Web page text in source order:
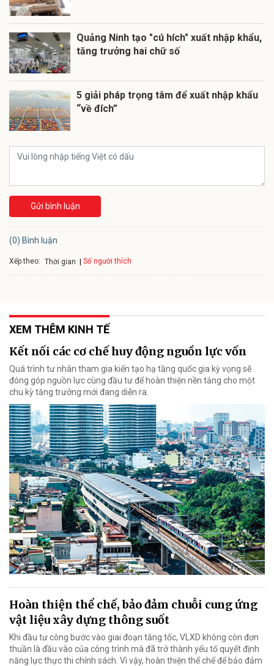
Quảng Ninh tạo "cú hích" xuất nhập khẩu,
tăng trưởng hai chữ số
5 giải pháp trọng tâm để xuất nhập khẩu
“về đích”
Gửi bình luận
(0) Bình luận
Xếp theo: Thời gian Số người thích
XEM THÊM KINH TẾ
Kết nối các cơ chế huy động nguồn lực vốn
Quá trình tư nhân tham gia kiến tạo hạ tầng quốc gia kỳ vọng sẽ
đóng góp nguồn lực cùng đầu tư để hoàn thiện nền tảng cho một
chu kỳ tăng trưởng mới đang diễn ra.
Hoàn thiện thể chế, bảo đảm chuỗi cung ứng
vật liệu xây dựng thông suốt
Khi đầu tư công bước vào giai đoạn tăng tốc, VLXD không còn đơn
thuần là đầu vào của công trình mà đã trở thành yếu tố quyết định
năng lực thực thi chính sách. Vì vậy, hoàn thiện thể chế để bảo đảm